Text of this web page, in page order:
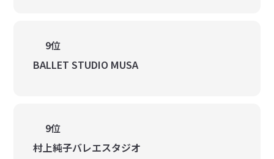
9位
BALLET STUDIO MUSA
9位
村上純子バレエスタジオ